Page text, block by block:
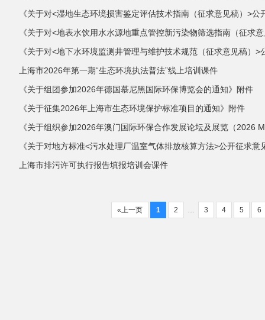
件
《关于对<湿地生态环境损害鉴定评估技术指南（征求意见稿）>
《关于对<地表水饮用水水源地重点管控新污染物筛选指南（征求
《关于对<地下水环境监测井管理与维护技术规范（征求意见稿）
上海市2026年第一期“生态环境执法普法”线上培训课件
《关于组团参加2026年德国慕尼黑国际环保博览会的通知》附件
《关于征集2026年上海市生态环境保护标准项目的通知》附件
《关于组织参加2026年澳门国际环保合作发展论坛及展览（2026
《关于对地方标准<污水处理厂温室气体排放核算方法>公开征求意
上海市排污许可执行报告填报培训会课件
«上一页 1 2 … 3 4 5 6